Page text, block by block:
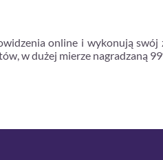
online i wykonują swój
w dużej mierze nagradzaną